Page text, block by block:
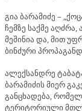
გია ბარამიძე –
ჩემზე საქმე აღძრა,
მეშინია და, მით
ბინძური
ალექსანდრე
ბარამიძის მიერ
განცხადება,
ტერიტორიული